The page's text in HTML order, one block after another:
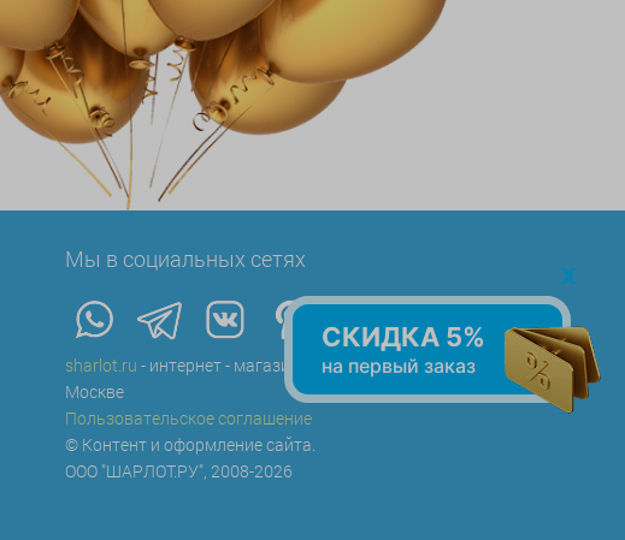
Мы в социальных сетях
sharlot.ru - интернет - магазин воздушных шаров в
Москве
Пользовательское соглашение
© Контент и оформление сайта.
ООО "ШАРЛОТ.РУ", 2008-2026
x
СКИДКА 5%
на первый заказ